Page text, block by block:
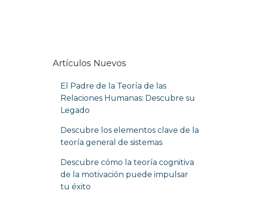
Artículos Nuevos
El Padre de la Teoría de las
Relaciones Humanas: Descubre su
Legado
Descubre los elementos clave de la
teoría general de sistemas
Descubre cómo la teoría cognitiva
de la motivación puede impulsar
tu éxito